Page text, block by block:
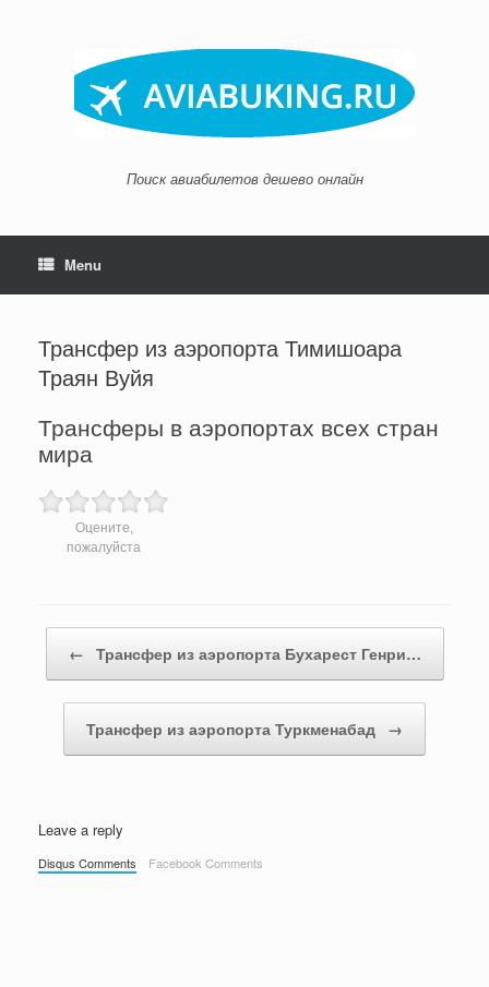
Поиск авиабилетов дешево онлайн
Menu
Трансфер из аэропорта Тимишоара
Траян Вуйя
Трансферы в аэропортах всех стран
мира
Оцените,
пожалуйста
Post navigation
← Трансфер из аэропорта Бухарест Генри…
Трансфер из аэропорта Туркменабад →
Leave a reply
Disqus Comments Facebook Comments